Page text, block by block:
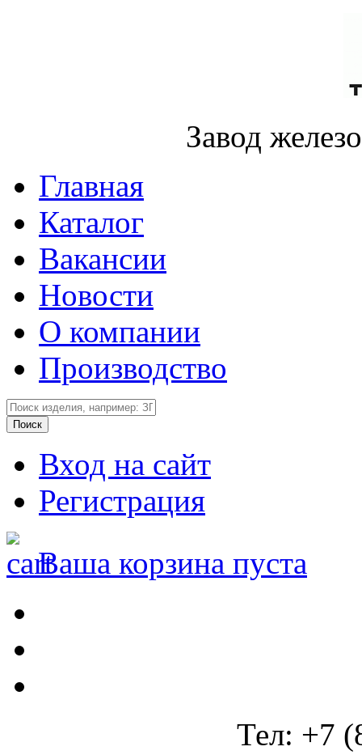
Завод
Главная
Каталог
Вакансии
Новости
О компании
Производство
Вход на сайт
Регистрация
Ваша корзина пуста
Тел: +7